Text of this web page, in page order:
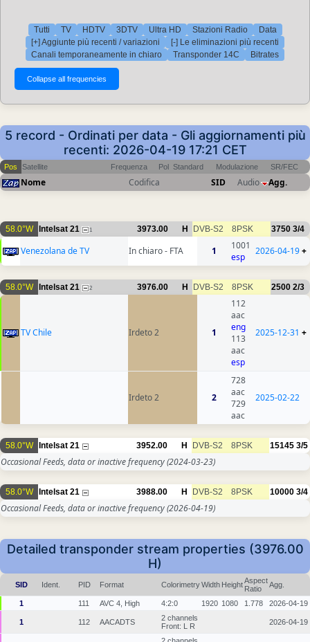
Tutti TV HDTV 3DTV Ultra HD Stazioni Radio
Data
[+] Aggiunte più recenti / variazioni
[-] Le eliminazioni più recenti
Canali temporaneamente in chiaro
Transponder 14C Bitrates
5 record - Ordinati per data - Gli aggiornamenti più
recenti: 2026-04-19 17:21 CET
Pos Satellite Frequenza Pol Standard Modulazione SR/FEC
Nome Codifica SID Audio Agg.
58.0°W Intelsat 21 1 3973.00 H DVB-S2 8PSK 3750 3/4
Venezolana de TV In chiaro - FTA 1
1001
esp
2026-04-19+
58.0°W Intelsat 21 2 3976.00 H DVB-S2 8PSK 2500 2/3
TV Chile Irdeto 2 1
112
aac
eng
113
aac
esp
2025-12-31 +
Irdeto 2 2
728
aac
729
aac
2025-02-22
58.0°W Intelsat 21 3952.00 H DVB-S2 8PSK 15145 3/5
Occasional Feeds, data or inactive frequency(2024-03-23)
58.0°W Intelsat 21 3988.00 H DVB-S2 8PSK 10000 3/4
Occasional Feeds, data or inactive frequency(2026-04-19)
Detailed transponder stream properties (3976.00
H)
SID Ident. PID Format ColorimetryWidth HeightAspect
Ratio
Agg.
1 111 AVC 4, High 4:2:0 1920 1080 1.778 2026-04-19
1 112 AACADTS
2 channels
Front: L R
2026-04-19